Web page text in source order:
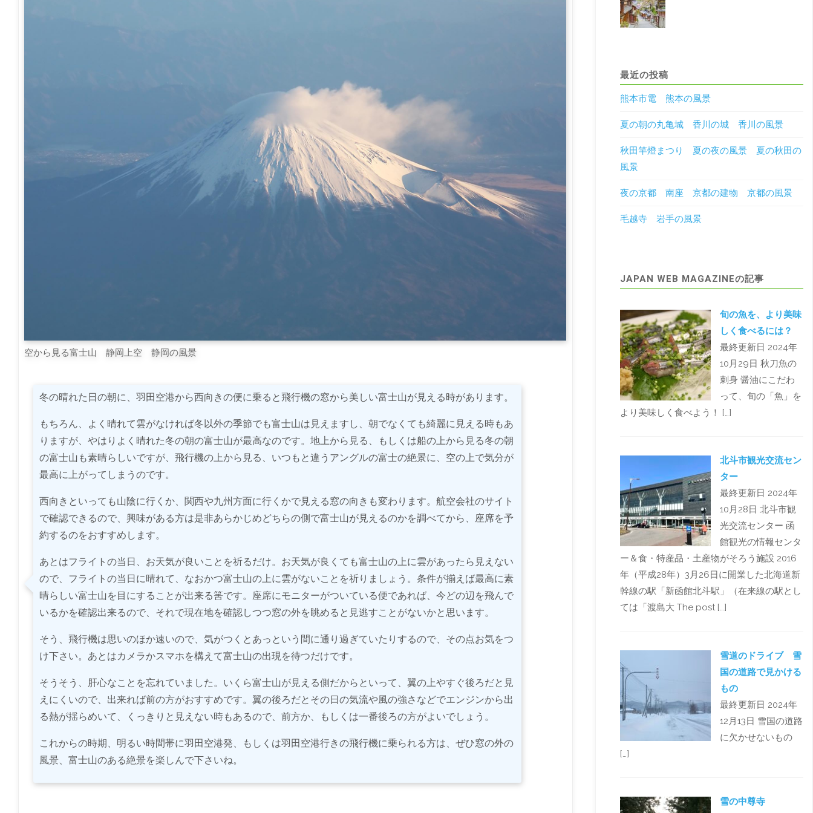
空から見る富士山 静岡上空 静岡の風景
冬の晴れた日の朝に、羽田空港から西向きの便に乗ると飛行機の窓から美しい富士山が見える時があります。
もちろん、よく晴れて雲がなければ冬以外の季節でも富士山は見えますし、朝でなくても綺麗に見える時もあ
りますが、やはりよく晴れた冬の朝の富士山が最高なのです。地上から見る、もしくは船の上から見る冬の朝
の富士山も素晴らしいですが、飛行機の上から見る、いつもと違うアングルの富士の絶景に、空の上で気分が
最高に上がってしまうのです。
西向きといっても山陰に行くか、関西や九州方面に行くかで見える窓の向きも変わります。航空会社のサイト
で確認できるので、興味がある方は是非あらかじめどちらの側で富士山が見えるのかを調べてから、座席を予
約するのをおすすめします。
あとはフライトの当日、お天気が良いことを祈るだけ。お天気が良くても富士山の上に雲があったら見えない
ので、フライトの当日に晴れて、なおかつ富士山の上に雲がないことを祈りましょう。条件が揃えば最高に素
晴らしい富士山を目にすることが出来る筈です。座席にモニターがついている便であれば、今どの辺を飛んで
いるかを確認出来るので、それで現在地を確認しつつ窓の外を眺めると見逃すことがないかと思います。
そう、飛行機は思いのほか速いので、気がつくとあっという間に通り過ぎていたりするので、その点お気をつ
け下さい。あとはカメラかスマホを構えて富士山の出現を待つだけです。
そうそう、肝心なことを忘れていました。いくら富士山が見える側だからといって、翼の上やすぐ後ろだと見
えにくいので、出来れば前の方がおすすめです。翼の後ろだとその日の気流や風の強さなどでエンジンから出
る熱が揺らめいて、くっきりと見えない時もあるので、前方か、もしくは一番後ろの方がよいでしょう。
これからの時期、明るい時間帯に羽田空港発、もしくは羽田空港行きの飛行機に乗られる方は、ぜひ窓の外の
風景、富士山のある絶景を楽しんで下さいね。
最近の投稿
熊本市電 熊本の風景
夏の朝の丸亀城 香川の城 香川の風景
秋田竿燈まつり 夏の夜の風景 夏の秋田の
風景
夜の京都 南座 京都の建物 京都の風景
毛越寺 岩手の風景
JAPAN WEB MAGAZINEの記事
旬の魚を、より美味
しく食べるには？
最終更新日 2024年
10月29日 秋刀魚の
刺身 醤油にこだわ
って、旬の「魚」を
より美味しく食べよう！ […]
北斗市観光交流セン
ター
最終更新日 2024年
10月28日 北斗市観
光交流センター 函
館観光の情報センタ
ー＆食・特産品・土産物がそろう施設 2016
年（平成28年）3月26日に開業した北海道新
幹線の駅「新函館北斗駅」（在来線の駅とし
ては「渡島大 The post […]
雪道のドライブ 雪
国の道路で見かける
もの
最終更新日 2024年
12月13日 雪国の道路
に欠かせないもの
[…]
雪の中尊寺